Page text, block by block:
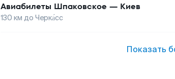
Авиабилеты Шпаковское — Киев
130 км до Черка́сс
Показать